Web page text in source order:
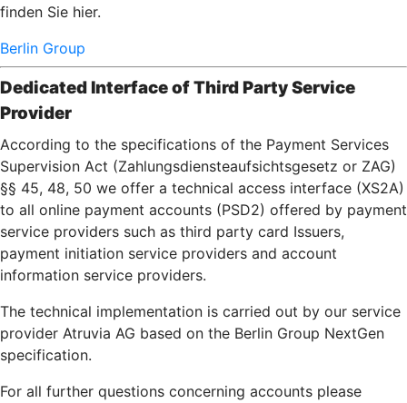
finden Sie hier.
Berlin Group
Dedicated Interface of Third Party Service
Provider
According to the specifications of the Payment Services
Supervision Act (Zahlungsdiensteaufsichtsgesetz or ZAG)
§§ 45, 48, 50 we offer a technical access interface (XS2A)
to all online payment accounts (PSD2) offered by payment
service providers such as third party card Issuers,
payment initiation service providers and account
information service providers.
The technical implementation is carried out by our service
provider Atruvia AG based on the Berlin Group NextGen
specification.
For all further questions concerning accounts please